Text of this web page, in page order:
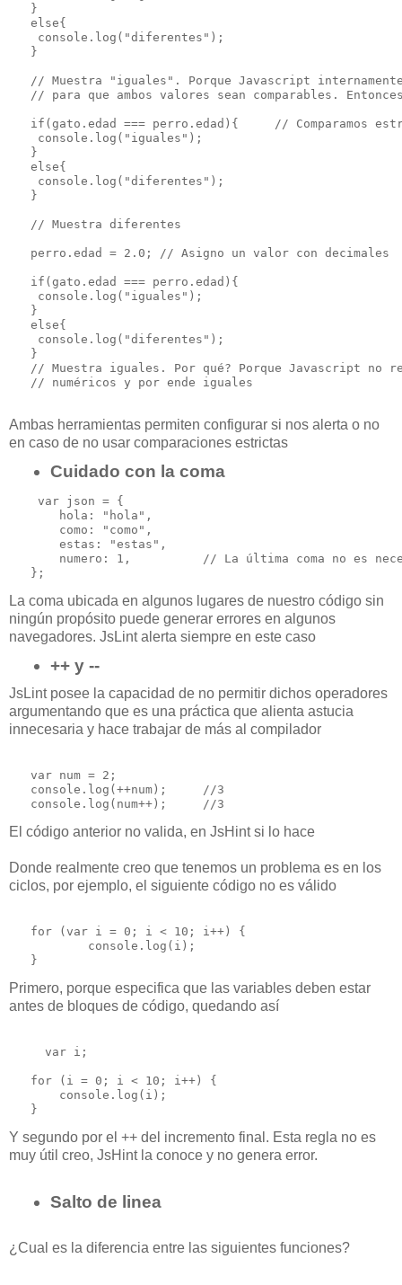
   }
   else{
    console.log("diferentes");
   }
// Muestra "iguales". Porque Javascript
// para que ambos valores sean comparables.
if(gato.edad === perro.edad){     // Comparamos
    console.log("iguales");
   }
   else{
    console.log("diferentes");
   }
   // Muestra diferentes
   perro.edad = 2.0; // Asigno un valor con decimales
   if(gato.edad === perro.edad){
    console.log("iguales");
   }
   else{
    console.log("diferentes");
   }
// Muestra iguales. Por qué? Porque Javascript no
   // numéricos y por ende iguales
Ambas herramientas permiten configurar si nos alerta o no
en caso de no usar comparaciones estrictas
Cuidado con la coma
    var json = {
       hola: "hola",
       como: "como",
       estas: "estas",
numero: 1,          // La última coma no es
La coma ubicada en algunos lugares de nuestro código sin
ningún propósito puede generar errores en algunos
navegadores. JsLint alerta siempre en este caso
++ y --
JsLint posee la capacidad de no permitir dichos operadores
argumentando que es una práctica que alienta astucia
innecesaria y hace trabajar de más al compilador
   var num = 2;
   console.log(++num);     //3
El código anterior no valida, en JsHint si lo hace
Donde realmente creo que tenemos un problema es en los
ciclos, por ejemplo, el siguiente código no es válido
   for (var i = 0; i < 10; i++) {
           console.log(i);
Primero, porque especifica que las variables deben estar
antes de bloques de código, quedando así
     var i;
   for (i = 0; i < 10; i++) {
       console.log(i);
Y segundo por el ++ del incremento final. Esta regla no es
muy útil creo, JsHint la conoce y no genera error.
Salto de linea
¿Cual es la diferencia entre las siguientes funciones?